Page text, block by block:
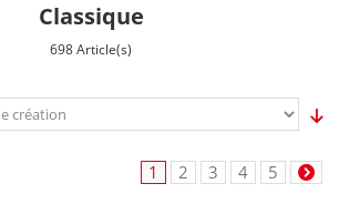
Classique
698 Article(s)
1 2 3 4 5